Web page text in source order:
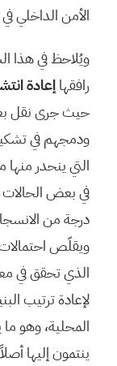
الأمن الداخلي
ويُلاحظ في هذا
رافقهاإعادة
حيث جرى نقل
ودمجهم في
التي ينحدر
في بعض الحالات
درجة من
ويقلّص احتمالات
الذي تحقق في
لإعادة ترتيب
المحلية، وهو
ينتمون إليها